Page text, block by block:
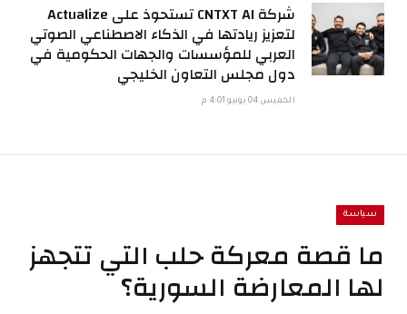
شركة CNTXT AI تستحوذ على Actualize
لتعزيز ريادتها في الذكاء الاصطناعي الصوتي
العربي للمؤسسات والجهات الحكومية في
دول مجلس التعاون الخليجي
الخميس 04 يونيو 4:01 م
سياسة
ما قصة معركة حلب التي تتجهز
لها المعارضة السورية؟